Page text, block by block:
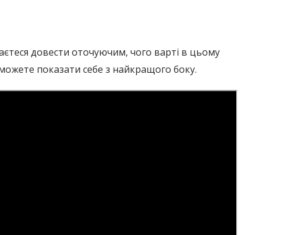
довести оточуючим, чого варті в цьому
показати себе з найкращого боку.